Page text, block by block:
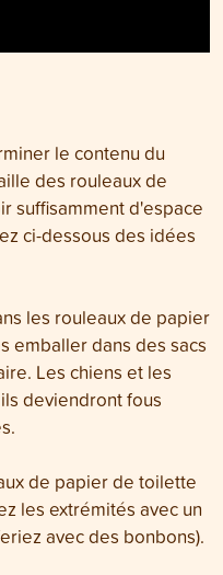
le contenu du
des rouleaux de
suffisamment d'espace
ci-dessous des idées
les rouleaux de papier
emballer dans des sacs
Les chiens et les
deviendront fous
de papier de toilette
les extrémités avec un
avec des bonbons).